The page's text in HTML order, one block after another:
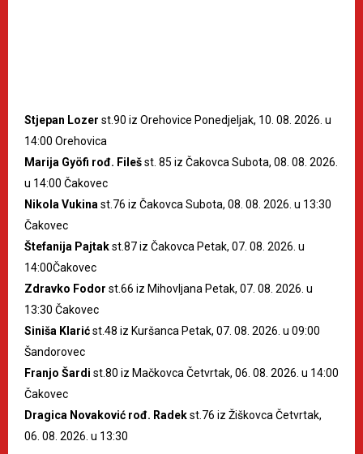
Stjepan Lozer st.90 iz Orehovice Ponedjeljak, 10. 08. 2026. u
14:00 Orehovica
Marija Gyöfi rođ. Filešst. 85 iz Čakovca Subota, 08. 08. 2026.
u 14:00 Čakovec
Nikola Vukina st.76 iz Čakovca Subota, 08. 08. 2026. u 13:30
Čakovec
Štefanija Pajtakst.87 iz Čakovca Petak, 07. 08. 2026. u
14:00Čakovec
Zdravko Fodor st.66 iz Mihovljana Petak, 07. 08. 2026. u
13:30 Čakovec
Siniša Klarićst.48 iz Kuršanca Petak, 07. 08. 2026. u 09:00
Šandorovec
Franjo Šardi st.80 iz Mačkovca Četvrtak, 06. 08. 2026. u 14:00
Čakovec
Dragica Novaković rođ. Radekst.76 iz Žiškovca Četvrtak,
06. 08. 2026. u 13:30